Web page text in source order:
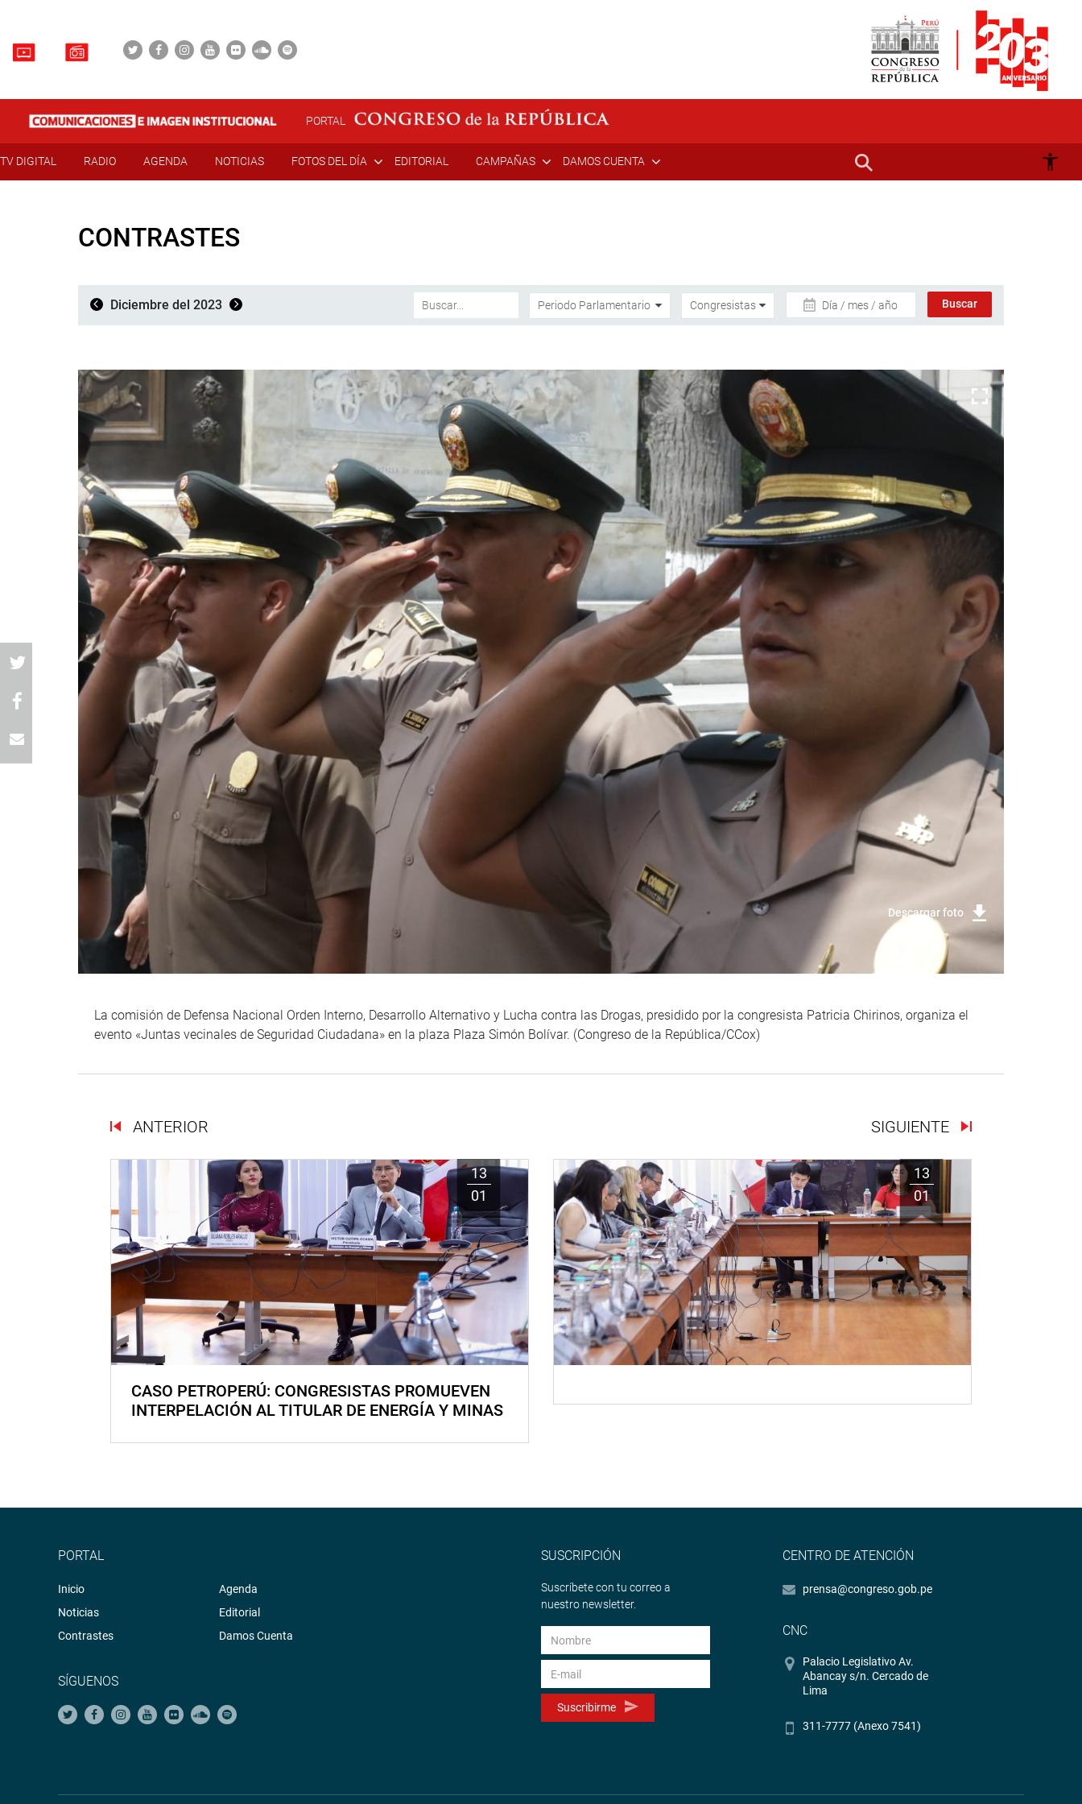
PORTAL
TV DIGITAL RADIO AGENDA NOTICIAS FOTOS DEL DÍA EDITORIAL CAMPAÑAS DAMOS CUENTA
CONTRASTES
Diciembre del 2023 Día / mes / año
Descargar foto
La comisión de Defensa Nacional Orden Interno, Desarrollo Alternativo y Lucha contra las Drogas, presidido por la congresista Patricia Chirinos, organiza el
evento «Juntas vecinales de Seguridad Ciudadana» en la plaza Plaza Simón Bolívar. (Congreso de la República/CCox)
ANTERIOR SIGUIENTE
13
01
CASO PETROPERÚ: CONGRESISTAS PROMUEVEN
INTERPELACIÓN AL TITULAR DE ENERGÍA Y MINAS
13
01
PORTAL
Inicio
Noticias
Contrastes
Agenda
Editorial
Damos Cuenta
SÍGUENOS
SUSCRIPCIÓN
Suscríbete con tu correo a
nuestro newsletter.
Suscribirme
CENTRO DE ATENCIÓN
prensa@congreso.gob.pe
CNC
Palacio Legislativo Av.
Abancay s/n. Cercado de
Lima
311-7777 (Anexo 7541)